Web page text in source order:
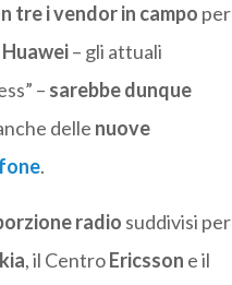
tre i vendor in campo per
– gli attuali
– sarebbe dunque
delle nuove
.
radio suddivisi per
, il CentroEricsson e il